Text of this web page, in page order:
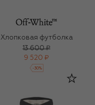
Хлопковая футболка
13 600 ₽
9 520 ₽
-30%